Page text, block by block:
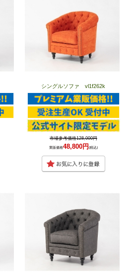
シングルソファ vl1f262k
市場参考価格128,000円
業販価格48,800円 (税込)